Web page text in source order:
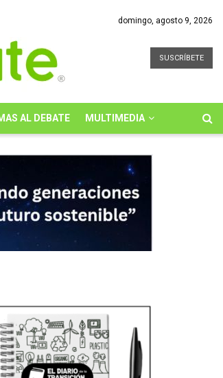
domingo, agosto 9, 2026
SUSCRÍBETE
AL DEBATE MULTIMEDIA